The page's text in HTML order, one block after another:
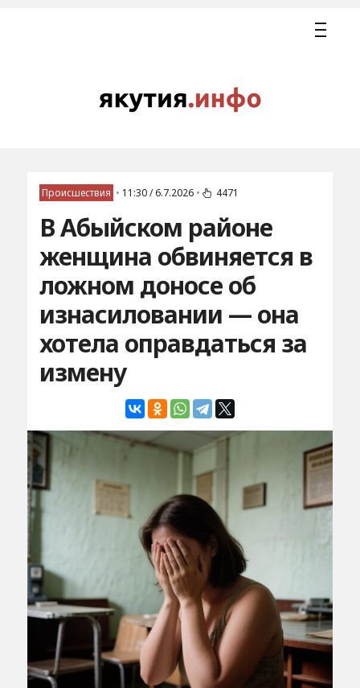
Происшествия • 11:30 / 6.7.2026 • 4471
В Абыйском районе
женщина обвиняется в
ложном доносе об
изнасиловании — она
хотела оправдаться за
измену